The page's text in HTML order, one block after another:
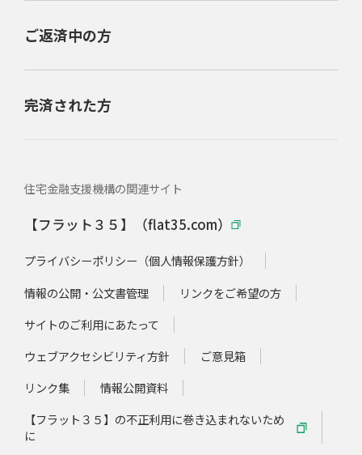
ご返済中の方
完済された方
住宅金融支援機構の関連サイト
【フラット３５】（flat35.com）
プライバシーポリシー（個人情報保護方針）
情報の公開・公文書管理
リンクをご希望の方
サイトのご利用にあたって
ウェブアクセシビリティ方針
ご意見箱
リンク集
情報公開資料
【フラット３５】の不正利用に巻き込まれないため
に